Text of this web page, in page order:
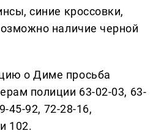
синие кроссовки,
наличие черной
о Диме просьба
полиции 63-02-03, 63-
45-92, 72-28-16,
102.